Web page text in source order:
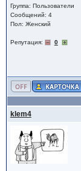
Группа: Пользователи
Сообщений: 4
Пол: Женский
Репутация: 0
klem4